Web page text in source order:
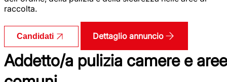
raccolta.
Candidati Dettaglio annuncio
Addetto/a pulizia camere e aree